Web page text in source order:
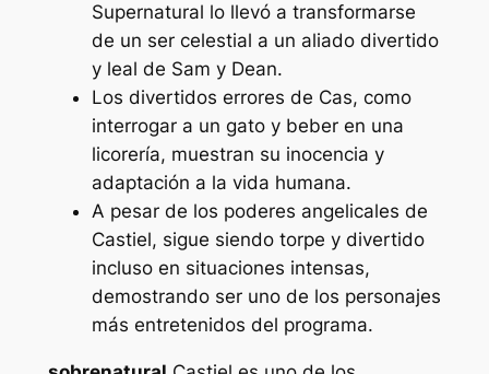
Supernatural lo llevó a transformarse
de un ser celestial a un aliado divertido
y leal de Sam y Dean.
Los divertidos errores de Cas, como
interrogar a un gato y beber en una
licorería, muestran su inocencia y
adaptación a la vida humana.
A pesar de los poderes angelicales de
Castiel, sigue siendo torpe y divertido
incluso en situaciones intensas,
demostrando ser uno de los personajes
más entretenidos del programa.